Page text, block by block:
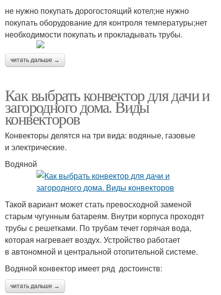
не нужно покупать дорогостоящий котел;не нужно
покупать оборудование для контроля температуры;нет
необходимости покупать и прокладывать трубы.
читать дальше →
Как выбрать конвектор для дачи и
загородного дома. Виды
конвекторов
Конвекторы делятся на три вида: водяные, газовые
и электрические.
Водяной
Такой вариант может стать превосходной заменой
старым чугунным батареям. Внутри корпуса проходят
трубы с решетками. По трубам течет горячая вода,
которая нагревает воздух. Устройство работает
в автономной и центральной отопительной системе.
Водяной конвектор имеет ряд достоинств:
читать дальше →